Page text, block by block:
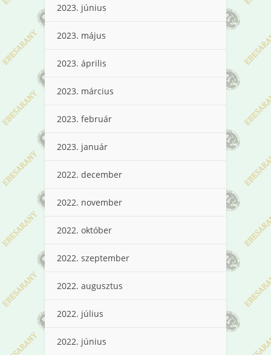
2023. június
2023. május
2023. április
2023. március
2023. február
2023. január
2022. december
2022. november
2022. október
2022. szeptember
2022. augusztus
2022. július
2022. június